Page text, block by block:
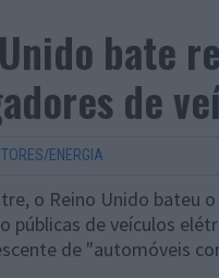
bate
de
ENERGIA
o Reino Unido bateu
públicas de veículos
de "automóveis